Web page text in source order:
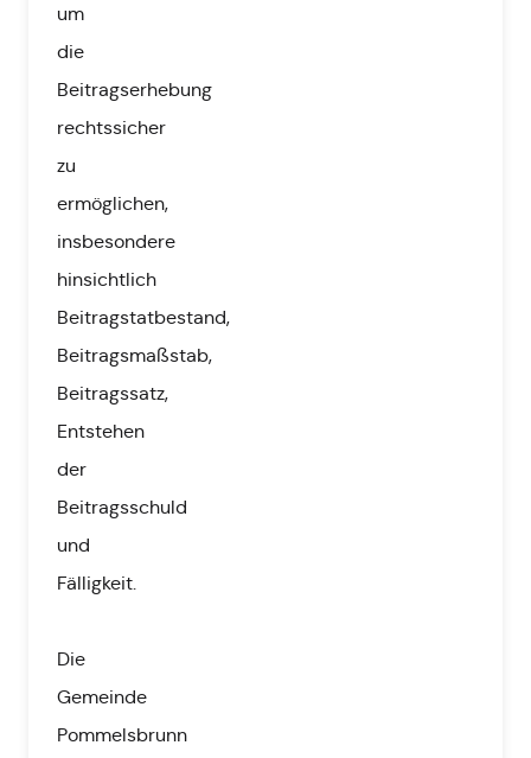
um
die
Beitragserhebung
rechtssicher
zu
ermöglichen,
insbesondere
hinsichtlich
Beitragstatbestand,
Beitragsmaßstab,
Beitragssatz,
Entstehen
der
Beitragsschuld
und
Fälligkeit.
Die
Gemeinde
Pommelsbrunn